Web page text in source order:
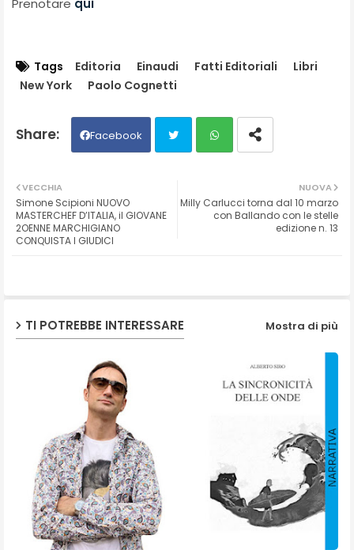
Prenotare qui
Tags Editoria Einaudi Fatti Editoriali
Libri
New York
Paolo Cognetti
Facebook
ter ats
NUOVA
Milly Carlucci torna dal 10 marzo
con Ballando con le stelle
edizione n. 13
VECCHIA
Simone Scipioni NUOVO
MASTERCHEF D’ITALIA, il GIOVANE
2OENNE MARCHIGIANO
CONQUISTA I GIUDICI
TI POTREBBE INTERESSARE Mostra di più